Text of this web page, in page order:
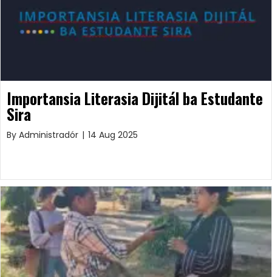
Importansia Literasia Dijitál ba Estudante
Sira
By Administradór | 14 Aug 2025